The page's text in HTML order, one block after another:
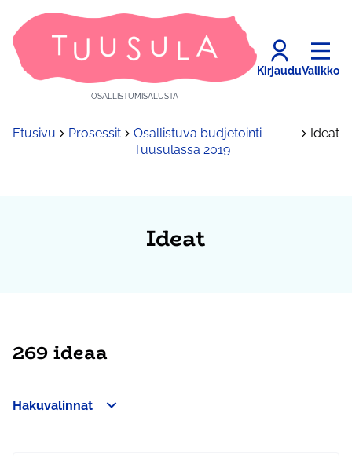
OSALLISTUMISALUSTA
KirjauduValikko
Etusivu Prosessit
Osallistuva budjetointi
Tuusulassa 2019
Ideat
Ideat
269 ideaa
Hakuvalinnat